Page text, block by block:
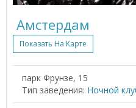
Амстердам
Показать На Карте
парк Фрунзе, 15
Тип заведения: Ночной